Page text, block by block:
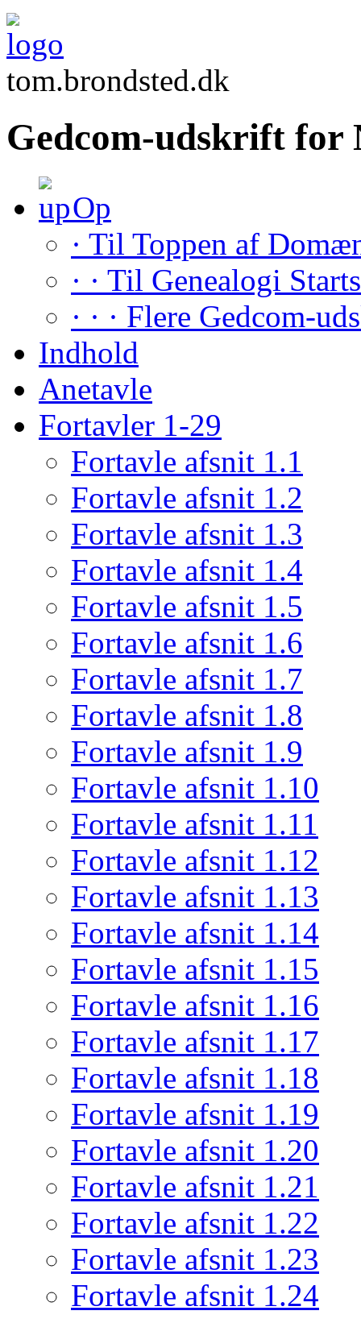
tom.brondsted.dk
Gedcom-udskrift for
Op
· Til Toppen af
· · Til Genealogi
· · · Flere Gedcom-
Indhold
Anetavle
Fortavler 1-29
Fortavle afsnit 1.1
Fortavle afsnit 1.2
Fortavle afsnit 1.3
Fortavle afsnit 1.4
Fortavle afsnit 1.5
Fortavle afsnit 1.6
Fortavle afsnit 1.7
Fortavle afsnit 1.8
Fortavle afsnit 1.9
Fortavle afsnit 1.10
Fortavle afsnit 1.11
Fortavle afsnit 1.12
Fortavle afsnit 1.13
Fortavle afsnit 1.14
Fortavle afsnit 1.15
Fortavle afsnit 1.16
Fortavle afsnit 1.17
Fortavle afsnit 1.18
Fortavle afsnit 1.19
Fortavle afsnit 1.20
Fortavle afsnit 1.21
Fortavle afsnit 1.22
Fortavle afsnit 1.23
Fortavle afsnit 1.24